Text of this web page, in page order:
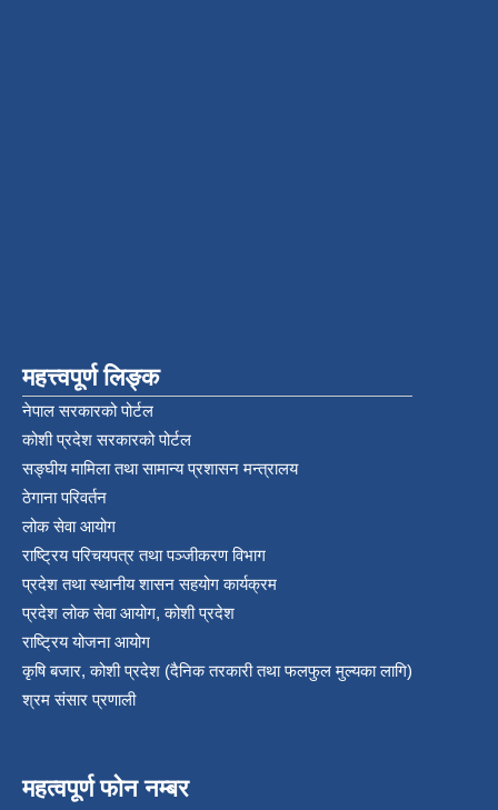
महत्त्वपूर्ण लिङ्क
नेपाल सरकारको पोर्टल
कोशी प्रदेश सरकारको पोर्टल
सङ्‍घीय मामिला तथा सामान्य प्रशासन मन्त्रालय
ठेगाना परिवर्तन
लोक सेवा आयोग
राष्ट्रिय परिचयपत्र तथा पञ्‍जीकरण विभाग
प्रदेश तथा स्थानीय शासन सहयोग कार्यक्रम
प्रदेश लोक सेवा आयोग, कोशी प्रदेश
राष्ट्रिय योजना आयोग
कृषि बजार, कोशी प्रदेश (दैनिक तरकारी तथा फलफुल मुल्यका लागि)
श्रम संसार प्रणाली
महत्वपूर्ण फोन नम्बर